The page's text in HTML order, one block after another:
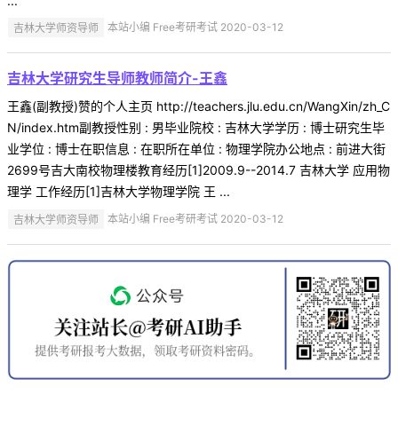
吉林大学师资导师 本站小编 Free考研考试 2020-03-12
吉林大学研究生导师教师简介-王鑫
王鑫(副教授)赞的个人主页 http://teachers.jlu.edu.cn/WangXin/zh_C
N/index.htm副教授性别 : 男毕业院校 : 吉林大学学历 : 博士研究生毕
业学位 : 博士在职信息 : 在职所在单位 : 物理学院办公地点 : 前进大街
2699号吉大南校物理楼教育经历[1]2009.9--2014.7 吉林大学 应用物
理学 工作经历[1]吉林大学物理学院 王 ...
吉林大学师资导师 本站小编 Free考研考试 2020-03-12